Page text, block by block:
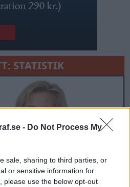
- Do Not Process My
sale, sharing to third parties, or
or sensitive information for
please use the below opt-out
STATISTIK